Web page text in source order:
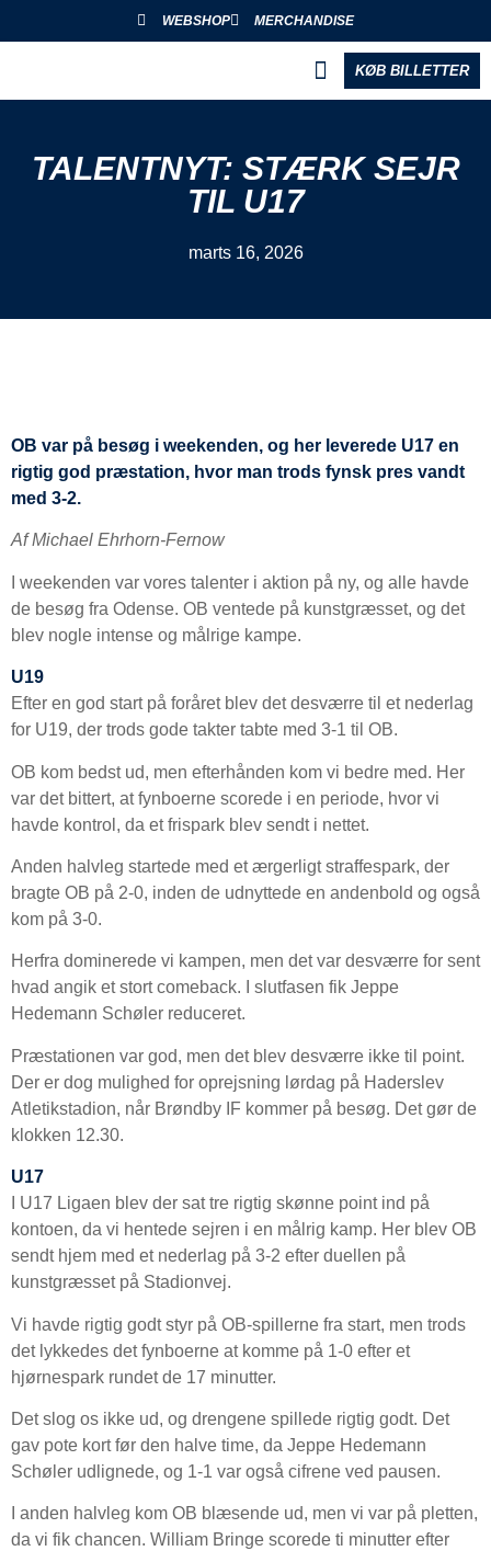
WEBSHOP MERCHANDISE
KØB BILLETTER
TALENTNYT: STÆRK SEJR
TIL U17
marts 16, 2026
OB var på besøg i weekenden, og her leverede U17 en
rigtig god præstation, hvor man trods fynsk pres vandt
med 3-2.
Af Michael Ehrhorn-Fernow
I weekenden var vores talenter i aktion på ny, og alle havde
de besøg fra Odense. OB ventede på kunstgræsset, og det
blev nogle intense og målrige kampe.
U19
Efter en god start på foråret blev det desværre til et nederlag
for U19, der trods gode takter tabte med 3-1 til OB.
OB kom bedst ud, men efterhånden kom vi bedre med. Her
var det bittert, at fynboerne scorede i en periode, hvor vi
havde kontrol, da et frispark blev sendt i nettet.
Anden halvleg startede med et ærgerligt straffespark, der
bragte OB på 2-0, inden de udnyttede en andenbold og også
kom på 3-0.
Herfra dominerede vi kampen, men det var desværre for sent
hvad angik et stort comeback. I slutfasen fik Jeppe
Hedemann Schøler reduceret.
Præstationen var god, men det blev desværre ikke til point.
Der er dog mulighed for oprejsning lørdag på Haderslev
Atletikstadion, når Brøndby IF kommer på besøg. Det gør de
klokken 12.30.
U17
I U17 Ligaen blev der sat tre rigtig skønne point ind på
kontoen, da vi hentede sejren i en målrig kamp. Her blev OB
sendt hjem med et nederlag på 3-2 efter duellen på
kunstgræsset på Stadionvej.
Vi havde rigtig godt styr på OB-spillerne fra start, men trods
det lykkedes det fynboerne at komme på 1-0 efter et
hjørnespark rundet de 17 minutter.
Det slog os ikke ud, og drengene spillede rigtig godt. Det
gav pote kort før den halve time, da Jeppe Hedemann
Schøler udlignede, og 1-1 var også cifrene ved pausen.
I anden halvleg kom OB blæsende ud, men vi var på pletten,
da vi fik chancen. William Bringe scorede ti minutter efter